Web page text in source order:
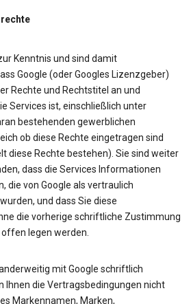
Kenntnis und sind damit
Google (oder Googles Lizenzgeber)
Rechte und Rechtstitel an und
Services ist, einschließlich unter
bestehenden gewerblichen
ob diese Rechte eingetragen sind
diese Rechte bestehen). Sie sind weiter
dass die Services Informationen
die von Google als vertraulich
und dass Sie diese
die vorherige schriftliche Zustimmung
legen werden.
mit Google schriftlich
Ihnen die Vertragsbedingungen nicht
Markennamen, Marken,